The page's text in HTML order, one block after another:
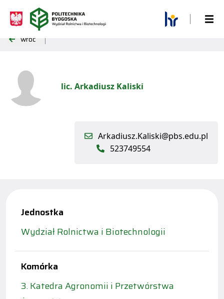
wróć
lic. Arkadiusz Kaliski
Arkadiusz.Kaliski@pbs.edu.pl
523749554
Jednostka
Wydział Rolnictwa i Biotechnologii
Komórka
3. Katedra Agronomii i Przetwórstwa